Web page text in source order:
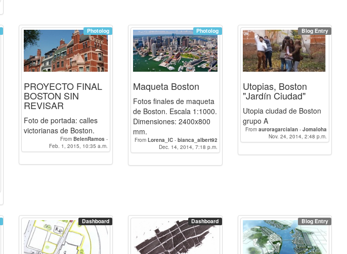
Photolog
PROYECTO FINAL
BOSTON SIN
REVISAR
Foto de portada: calles
victorianas de Boston.
From BelenRamos -
carmenguequi
Feb. 1, 2015, 10:35 a.m.
Photolog
Maqueta Boston
Fotos finales de maqueta
de Boston. Escala 1:1000.
Dimensiones: 2400x800
mm.
From Lorena_IC- bianca_albert92
Jomaloha- carmenguequi-
Davarpe-Esteban-martavideras
rocioruizmata-susanaherrero-
Montero-elenamg-
Alexmedina2401 -JorgeFR
pjfernandezf94
Dec. 14, 2014, 7:18 p.m.
Blog Entry
Utopias, Boston
"Jardín Ciudad"
Utopia ciudad de Boston
grupo A
From auroragarcialan - Jomaloha
carmenguequi- Davarpe-
Esteban-AntonioJGutierrez-
Nov. 24, 2014, 2:48 p.m.
Dashboard Dashboard Blog Entry